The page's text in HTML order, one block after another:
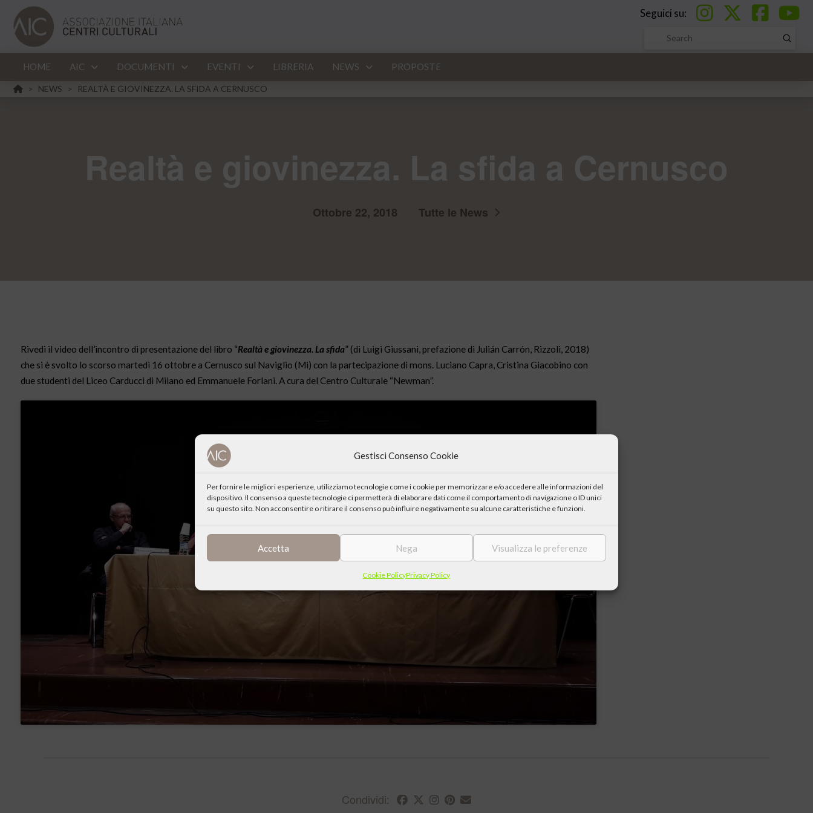
Gestisci Consenso Cookie
Per fornire le migliori esperienze, utilizziamo tecnologie come i cookie per memorizzare e/o accedere alle informazioni del
dispositivo. Il consenso a queste tecnologie ci permetterà di elaborare dati come il comportamento di navigazione o ID unici
su questo sito. Non acconsentire o ritirare il consenso può influire negativamente su alcune caratteristiche e funzioni.
Accetta Nega Visualizza le preferenze
Cookie PolicyPrivacy Policy
Seguici su:
Search
Submit
HOME AIC DOCUMENTI EVENTI LIBRERIA NEWS PROPOSTE
HOME
> NEWS > REALTÀ E GIOVINEZZA. LA SFIDA A CERNUSCO
Ottobre 22, 2018 Tutte le News
Rivedi il video dell’incontro di presentazione del libro “Realtà e giovinezza. La sfida” (di Luigi Giussani, prefazione di Julián Carrón, Rizzoli, 2018)
che si è svolto lo scorso martedì 16 ottobre a Cernusco sul Naviglio (Mi) con la partecipazione di mons. Luciano Capra, Cristina Giacobino con
due studenti del Liceo Carducci di Milano ed Emmanuele Forlani. A cura del Centro Culturale “Newman”.
Condividi: